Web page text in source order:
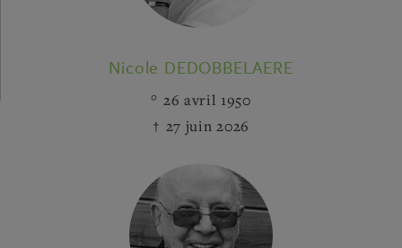
Nicole DEDOBBELAERE
26 avril 1950
27 juin 2026